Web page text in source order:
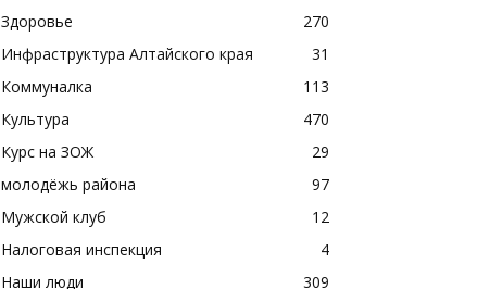
Здоровье
270
Инфраструктура Алтайского края
31
Коммуналка
113
Культура
470
Курс на ЗОЖ
29
молодёжь района
97
Мужской клуб
12
Налоговая инспекция
4
Наши люди
309